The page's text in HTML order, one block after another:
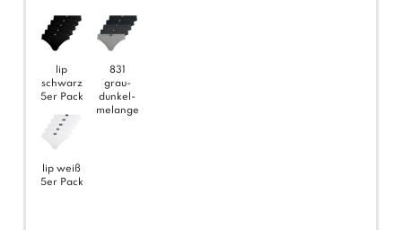
lip
schwarz
5er Pack
lip weiß
5er Pack
831
grau-
dunkel-
melange